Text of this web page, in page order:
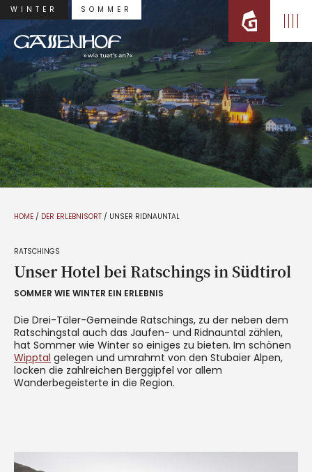
WINTER SOMMER
HOME / DER ERLEBNISORT / UNSER RIDNAUNTAL
RATSCHINGS
Unser Hotel bei Ratschings in Südtirol
SOMMER WIE WINTER EIN ERLEBNIS
Die Drei-Täler-Gemeinde Ratschings, zu der neben dem
Ratschingstal auch das Jaufen- und Ridnauntal zählen,
hat Sommer wie Winter so einiges zu bieten. Im schönen
Wipptal gelegen und umrahmt von den Stubaier Alpen,
locken die zahlreichen Berggipfel vor allem
Wanderbegeisterte in die Region.